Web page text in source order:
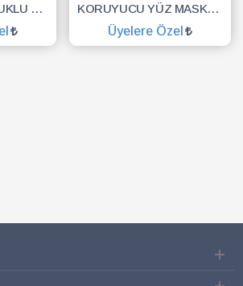
BİSTURİ SAPI OLUKLU NO.3
KORUYUCU YÜZ MASKESİ SİPERLİK.YÜZ KALKANI.DENTAL MASKE
Üyelere Özel